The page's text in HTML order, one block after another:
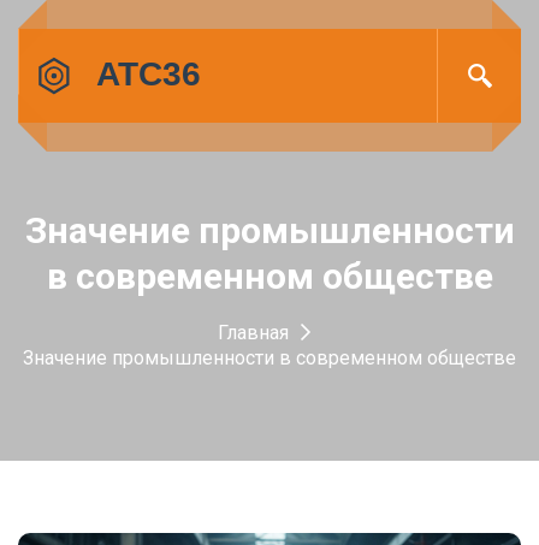
Значение промышленности
в современном обществе
Главная
Значение промышленности в современном обществе